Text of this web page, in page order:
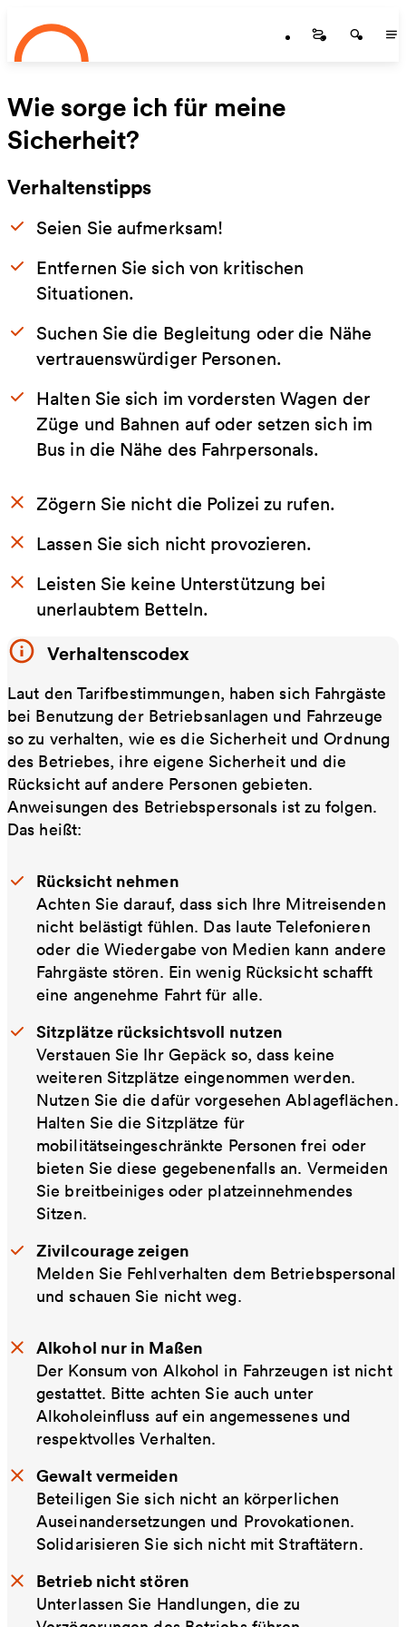
Zum Hauptinhalt springen
Startseite
Wie sorge ich für meine
Sicherheit?
Verhaltenstipps
Seien Sie aufmerksam!
Entfernen Sie sich von kritischen
Situationen.
Suchen Sie die Begleitung oder die Nähe
vertrauenswürdiger Personen.
Halten Sie sich im vordersten Wagen der
Züge und Bahnen auf oder setzen sich im
Bus in die Nähe des Fahrpersonals.
Zögern Sie nicht die Polizei zu rufen.
Lassen Sie sich nicht provozieren.
Leisten Sie keine Unterstützung bei
unerlaubtem Betteln.
Verhaltenscodex
Laut den Tarifbestimmungen, haben sich Fahrgäste
bei Benutzung der Betriebsanlagen und Fahrzeuge
so zu verhalten, wie es die Sicherheit und Ordnung
des Betriebes, ihre eigene Sicherheit und die
Rücksicht auf andere Personen gebieten.
Anweisungen des Betriebspersonals ist zu folgen.
Das heißt:
Rücksicht nehmen
Achten Sie darauf, dass sich Ihre Mitreisenden
nicht belästigt fühlen. Das laute Telefonieren
oder die Wiedergabe von Medien kann andere
Fahrgäste stören. Ein wenig Rücksicht schafft
eine angenehme Fahrt für alle.
Sitzplätze rücksichtsvoll nutzen
Verstauen Sie Ihr Gepäck so, dass keine
weiteren Sitzplätze eingenommen werden.
Nutzen Sie die dafür vorgesehen Ablageflächen.
Halten Sie die Sitzplätze für
mobilitätseingeschränkte Personen frei oder
bieten Sie diese gegebenenfalls an. Vermeiden
Sie breitbeiniges oder platzeinnehmendes
Sitzen.
Zivilcourage zeigen
Melden Sie Fehlverhalten dem Betriebspersonal
und schauen Sie nicht weg.
Alkohol nur in Maßen
Der Konsum von Alkohol in Fahrzeugen ist nicht
gestattet. Bitte achten Sie auch unter
Alkoholeinfluss auf ein angemessenes und
respektvolles Verhalten.
Gewalt vermeiden
Beteiligen Sie sich nicht an körperlichen
Auseinandersetzungen und Provokationen.
Solidarisieren Sie sich nicht mit Straftätern.
Betrieb nicht stören
Unterlassen Sie Handlungen, die zu